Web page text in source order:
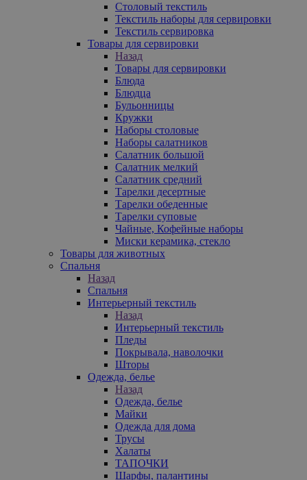
Столовый текстиль
Текстиль наборы для сервировки
Текстиль сервировка
Товары для сервировки
Назад
Товары для сервировки
Блюда
Блюдца
Бульонницы
Кружки
Наборы столовые
Наборы салатников
Салатник большой
Салатник мелкий
Салатник средний
Тарелки десертные
Тарелки обеденные
Тарелки суповые
Чайные, Кофейные наборы
Миски керамика, стекло
Товары для животных
Спальня
Назад
Спальня
Интерьерный текстиль
Назад
Интерьерный текстиль
Пледы
Покрывала, наволочки
Шторы
Одежда, белье
Назад
Одежда, белье
Майки
Одежда для дома
Трусы
Халаты
ТАПОЧКИ
Шарфы, палантины